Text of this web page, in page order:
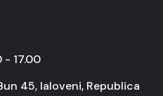
- 17.00
45, Ialoveni, Republica